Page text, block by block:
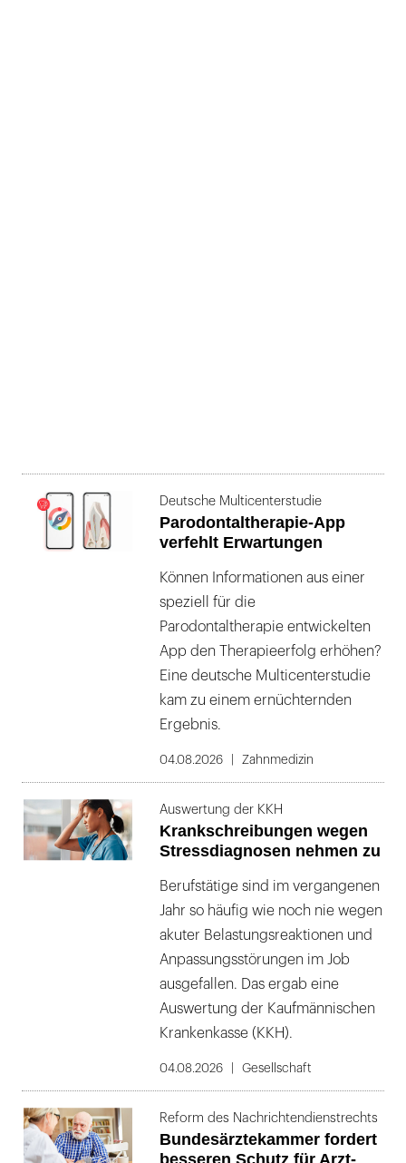
Deutsche Multicenterstudie
Parodontaltherapie-App
verfehlt Erwartungen
Können Informationen aus einer
speziell für die
Parodontaltherapie entwickelten
App den Therapieerfolg erhöhen?
Eine deutsche Multicenterstudie
kam zu einem ernüchternden
Ergebnis.
04.08.2026 Zahnmedizin
Auswertung der KKH
Krankschreibungen wegen
Stressdiagnosen nehmen zu
Berufstätige sind im vergangenen
Jahr so häufig wie noch nie wegen
akuter Belastungsreaktionen und
Anpassungsstörungen im Job
ausgefallen. Das ergab eine
Auswertung der Kaufmännischen
Krankenkasse (KKH).
04.08.2026 Gesellschaft
Reform des Nachrichtendienstrechts
Bundesärztekammer fordert
besseren Schutz für Arzt-